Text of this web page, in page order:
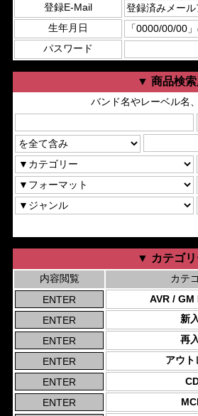
登録E-Mail
生年月日
パスワード
▼ 商品検
バンド名やレーベル名
▼ カテゴ
内容閲覧 カテ
AVR /
新
再
アウト